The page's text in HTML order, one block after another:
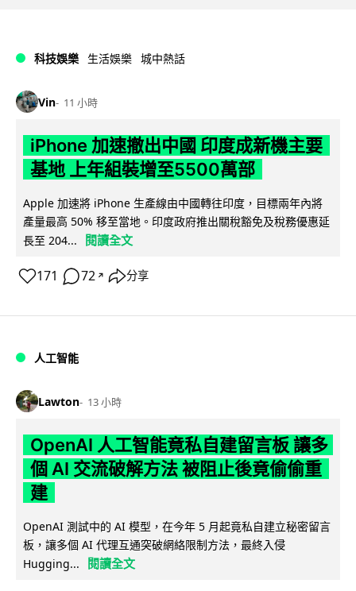
科技娛樂 生活娛樂 城中熱話
Vin 11 小時
iPhone 加速撤出中國 印度成新機主要
基地 上年組裝增至5500萬部
Apple 加速將 iPhone 生產線由中國轉往印度，目標兩年內將
產量最高 50% 移至當地。印度政府推出關稅豁免及稅務優惠延
長至 204...
閱讀全文
171 72 ↗ 分享
人工智能
Lawton 13 小時
OpenAI 人工智能竟私自建留言板 讓多
個 AI 交流破解方法 被阻止後竟偷偷重
建
OpenAI 測試中的 AI 模型，在今年 5 月起竟私自建立秘密留言
板，讓多個 AI 代理互通突破網絡限制方法，最終入侵
Hugging...
閱讀全文